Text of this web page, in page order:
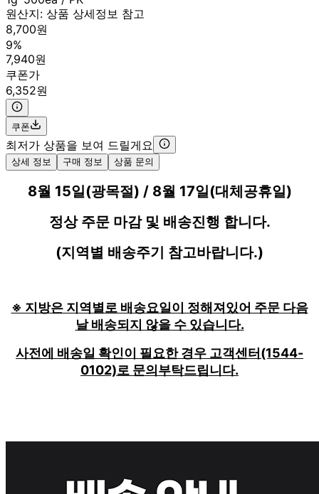
원산지: 상품 상세정보 참고
8,700원
9%
7,940원
쿠폰가
6,352원
쿠폰
최저가 상품을 보여 드릴게요
상세 정보 구매 정보 상품 문의
8월 15일(광목절) / 8월 17일(대체공휴일)
정상 주문 마감 및 배송진행 합니다.
(지역별 배송주기 참고바랍니다.)
※ 지방은 지역별로 배송요일이 정해져있어 주문 다음
날 배송되지 않을 수 있습니다.
사전에 배송일 확인이 필요한 경우 고객센터(1544-
0102)로 문의부탁드립니다.